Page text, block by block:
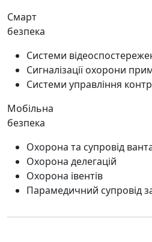
Смарт
безпека
Системи
Сигналізації охорони
Системи управління
Мобільна
безпека
Охорона та супровід
Охорона делегацій
Охорона івентів
Парамедичний супровід